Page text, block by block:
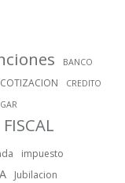
BANCO
COTIZACION CREDITO
FISCAL
impuesto
Jubilacion